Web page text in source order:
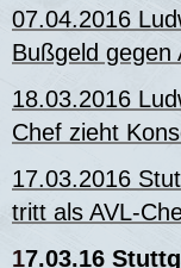
07.04.2016
Bußgeld gegen
18.03.2016
Chef zieht
17.03.2016
tritt als AVL-
17.03.16